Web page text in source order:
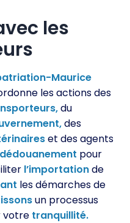
les
Maurice
les actions des
du
des
et des agents
dédouanement pour
l’importationde
les démarches de
un processus
votre tranquillité.